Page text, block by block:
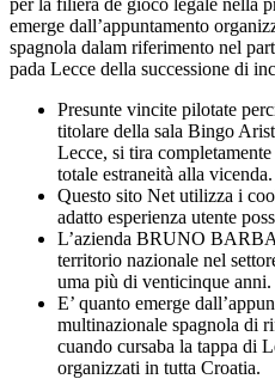
emerge dall’appuntamento
spagnola dalam riferimento nel
pada Lecce della successione di
Presunte vincite pilotate
titolare della sala Bingo
Lecce, si tira
totale estraneità alla vicenda.
Questo sito Net utilizza i
adatto esperienza utente
L’azienda BRUNO
territorio nazionale nel
uma più di venticinque anni.
E’ quanto emerge
multinazionale spagnola di
cuando cursaba la tappa di
organizzati in tutta Croatia.